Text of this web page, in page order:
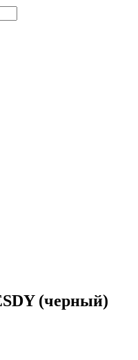
(черный)